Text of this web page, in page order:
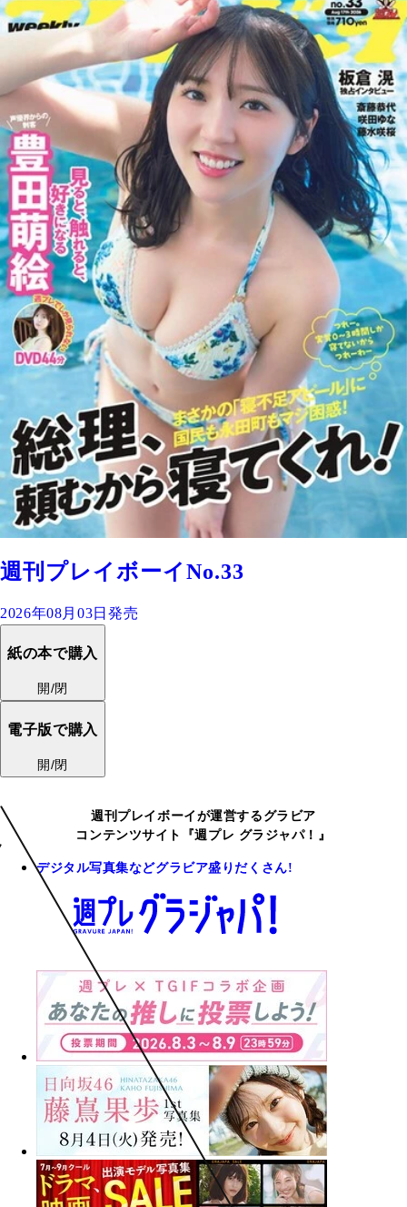
週刊プレイボーイNo.33
2026年08月03日発売
紙の本で購入
開/閉
電子版で購入
開/閉
週刊プレイボーイが運営するグラビア
コンテンツサイト『週プレ グラジャパ！』
デジタル写真集などグラビア盛りだくさん!